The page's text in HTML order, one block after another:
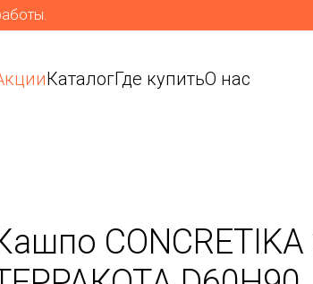
КаталогГде купитьО нас